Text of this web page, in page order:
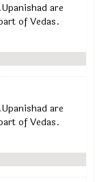
are
of Vedas.
are
of Vedas.